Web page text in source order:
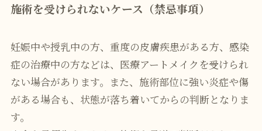
施術を受けられないケース（禁忌事項）
妊娠中や授乳中の方、重度の皮膚疾患がある方、感染
症の治療中の方などは、医療アートメイクを受けられ
ない場合があります。また、施術部位に強い炎症や傷
がある場合も、状態が落ち着いてからの判断となりま
す。